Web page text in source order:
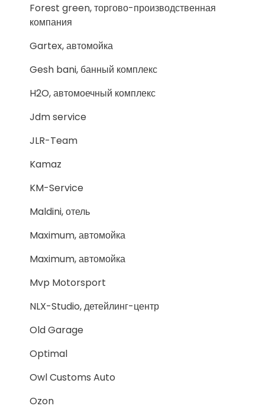
Forest green, торгово-производственная
компания
Gartex, автомойка
Gesh bani, банный комплекс
H2O, автомоечный комплекс
Jdm service
JLR-Team
Kamaz
KM-Service
Maldini, отель
Maximum, автомойка
Maximum, автомойка
Mvp Motorsport
NLX-Studio, детейлинг-центр
Old Garage
Optimal
Owl Customs Auto
Ozon